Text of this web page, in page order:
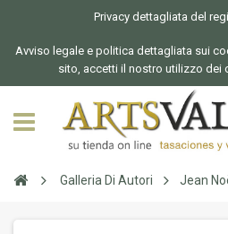
Privacy dettagliata del
Avviso legale e politica dettagliata sui
sito, accetti il nostro utilizzo dei
Galleria Di Autori Jean